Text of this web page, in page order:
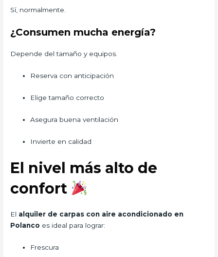
Sí, normalmente.
¿Consumen mucha energía?
Depende del tamaño y equipos.
Reserva con anticipación
Elige tamaño correcto
Asegura buena ventilación
Invierte en calidad
El nivel más alto de
confort
El alquiler de carpas con aire acondicionado en
Polanco es ideal para lograr:
Frescura